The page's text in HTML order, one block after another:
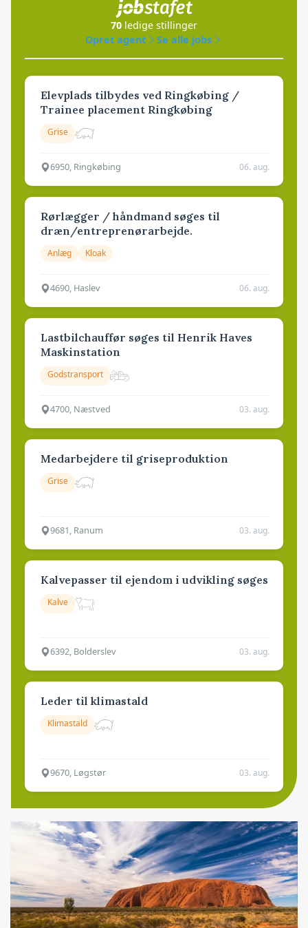
70 ledige stillinger
Opret agent
Se alle jobs
Elevplads tilbydes ved Ringkøbing /
Trainee placement Ringkøbing
Grise
6950, Ringkøbing 06. aug.
Rørlægger / håndmand søges til
dræn/entreprenørarbejde.
Anlæg Kloak
4690, Haslev 06. aug.
Lastbilchauffør søges til Henrik Haves
Maskinstation
Godstransport
4700, Næstved 03. aug.
Medarbejdere til griseproduktion
Grise
9681, Ranum 03. aug.
Kalvepasser til ejendom i udvikling søges
Kalve
6392, Bolderslev 03. aug.
Leder til klimastald
Klimastald
9670, Løgstør 03. aug.